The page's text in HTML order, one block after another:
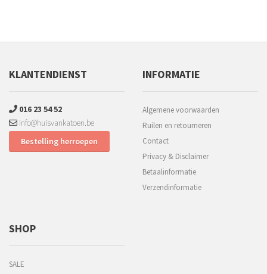
KLANTENDIENST
016 23 54 52
info@huisvankatoen.be
Bestelling herroepen
INFORMATIE
Algemene voorwaarden
Ruilen en retourneren
Contact
Privacy & Disclaimer
Betaalinformatie
Verzendinformatie
SHOP
SALE